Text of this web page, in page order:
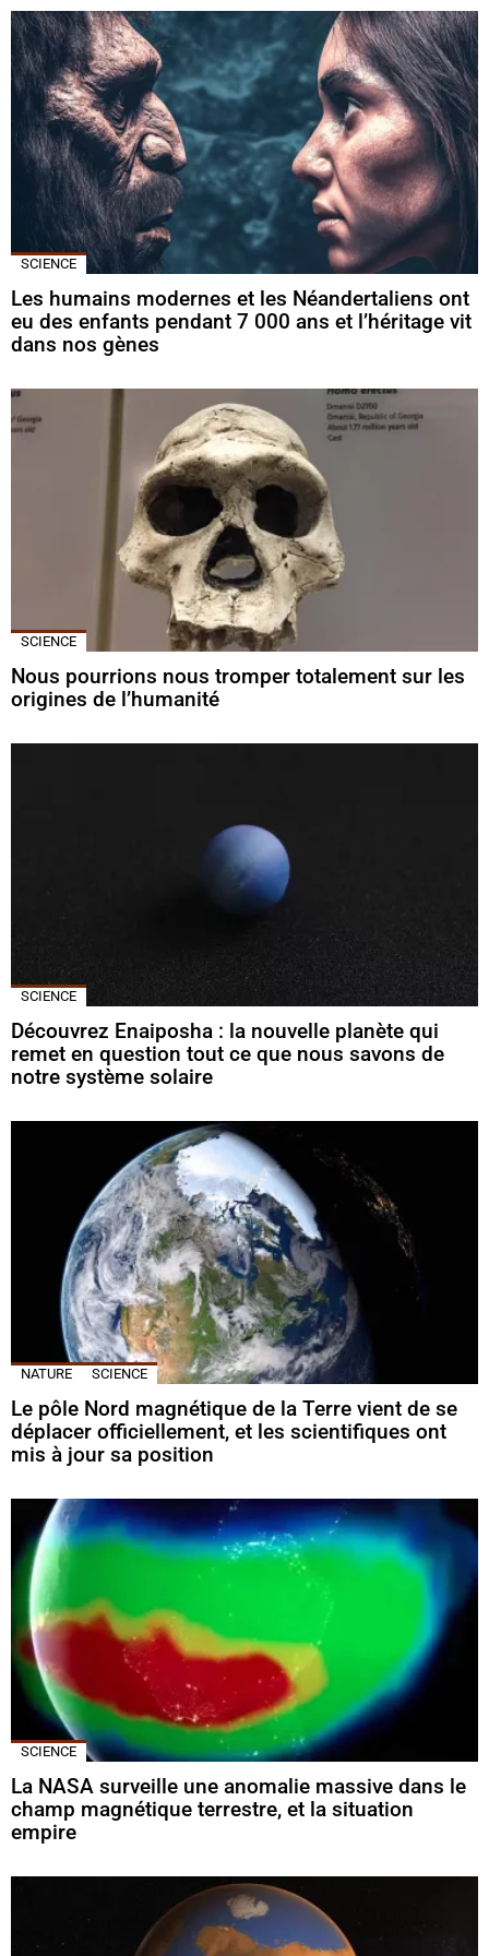
SCIENCE
Les humains modernes et les Néandertaliens ont
eu des enfants pendant 7 000 ans et l’héritage vit
dans nos gènes
SCIENCE
Nous pourrions nous tromper totalement sur les
origines de l’humanité
SCIENCE
Découvrez Enaiposha : la nouvelle planète qui
remet en question tout ce que nous savons de
notre système solaire
NATURE SCIENCE
Le pôle Nord magnétique de la Terre vient de se
déplacer officiellement, et les scientifiques ont
mis à jour sa position
SCIENCE
La NASA surveille une anomalie massive dans le
champ magnétique terrestre, et la situation
empire